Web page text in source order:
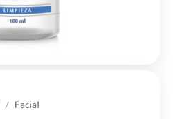
/ Facial